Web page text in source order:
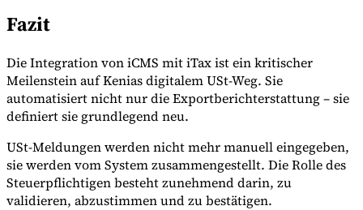
Fazit
Die Integration von iCMS mit iTax ist ein kritischer
Meilenstein auf Kenias digitalem USt-Weg. Sie
automatisiert nicht nur die Exportberichterstattung – sie
definiert sie grundlegend neu.
USt-Meldungen werden nicht mehr manuell eingegeben,
sie werden vom System zusammengestellt. Die Rolle des
Steuerpflichtigen besteht zunehmend darin, zu
validieren, abzustimmen und zu bestätigen.